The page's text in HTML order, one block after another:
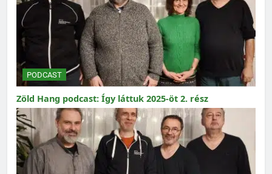
PODCAST
Zöld Hang podcast: Így láttuk 2025-öt 2. rész